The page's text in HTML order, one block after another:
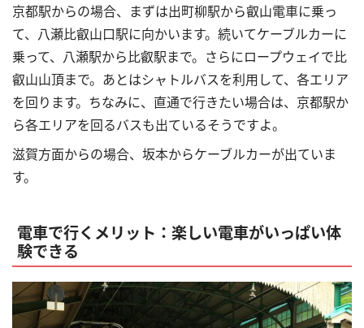
京都駅からの場合、まずは出町柳駅から叡山電車に乗っ
て、八瀬比叡山口駅に向かいます。続いてケーブルカーに
乗って、八瀬駅から比叡駅まで。さらにロープウェイで比
叡山山頂まで。あとはシャトルバスを利用して、各エリア
を回ります。ちなみに、直通で行きたい場合は、京都駅か
ら各エリアを回るバスも出ているそうですよ。
滋賀方面からの場合、坂本からケーブルカーが出ていま
す。
電車で行くメリット：楽しい電車がいっぱい体
験できる